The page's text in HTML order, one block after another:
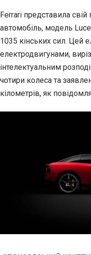
Ferrari представила
автомобіль, модель
1035 кінських сил. Цей
електродвигунами,
інтелектуальним
чотири колеса та
кілометрів, як